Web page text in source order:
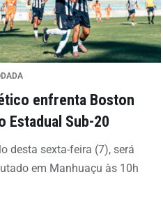
enfrenta Boston
Estadual Sub-20
desta sexta-feira (7), será
em Manhuaçu às 10h